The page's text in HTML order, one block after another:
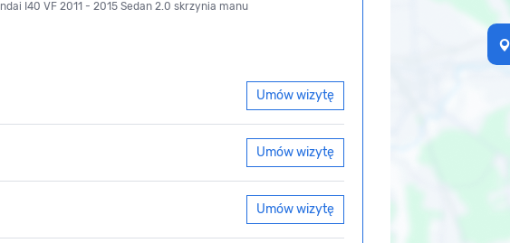
I40 VF 2011 - 2015 Sedan 2.0 skrzynia manu
Umów wizytę
Umów wizytę
Umów wizytę